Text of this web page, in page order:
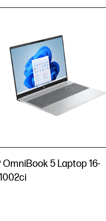
OmniBook 5 Laptop 16-